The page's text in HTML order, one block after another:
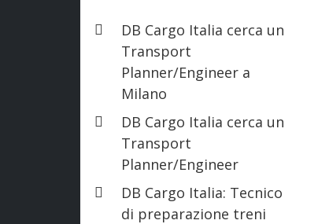
DB Cargo Italia cerca un
Transport
Planner/Engineer a
Milano
DB Cargo Italia cerca un
Transport
Planner/Engineer
DB Cargo Italia: Tecnico
di preparazione treni